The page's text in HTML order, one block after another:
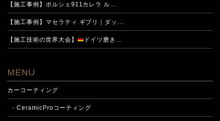
【施工事例】ポルシェ911カレラ ル…
【施工事例】マセラティ ギブリ｜ダッ…
【施工技術の世界大会】 ドイツ磨き…
MENU
カーコーティング
- CeramicProコーティング